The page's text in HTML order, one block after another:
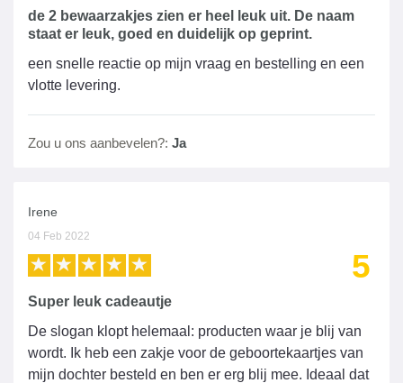
de 2 bewaarzakjes zien er heel leuk uit. De naam
staat er leuk, goed en duidelijk op geprint.
een snelle reactie op mijn vraag en bestelling en een
vlotte levering.
Zou u ons aanbevelen?: Ja
Irene
04 Feb 2022
5
Super leuk cadeautje
De slogan klopt helemaal: producten waar je blij van
wordt. Ik heb een zakje voor de geboortekaartjes van
mijn dochter besteld en ben er erg blij mee. Ideaal dat